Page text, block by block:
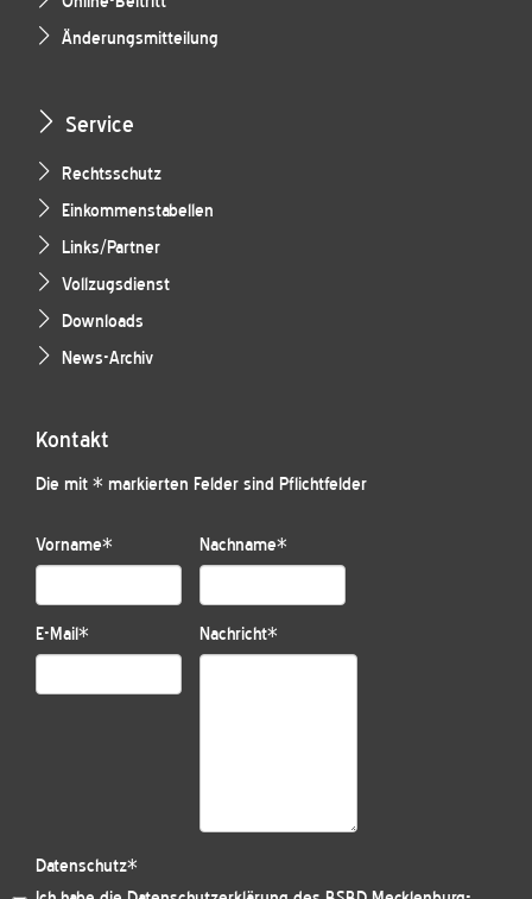
Änderungsmitteilung
Service
Rechtsschutz
Einkommenstabellen
Links/Partner
Vollzugsdienst
Downloads
News-Archiv
Kontakt
Die mit * markierten Felder sind Pflichtfelder
Vorname* Nachname*
E-Mail* Nachricht*
Datenschutz*